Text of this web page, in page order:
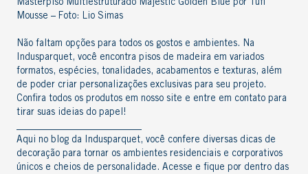
Masterpiso Multiestruturado Majestic Golden Blue por Tufi
Mousse – Foto: Lio Simas
Não faltam opções para todos os gostos e ambientes. Na
Indusparquet, você encontra pisos de madeira em variados
formatos, espécies, tonalidades, acabamentos e texturas, além
de poder criar personalizações exclusivas para seu projeto.
Confira todos os produtos em nosso site e entre em contato para
tirar suas ideias do papel!
Aqui no blog da Indusparquet, você confere diversas dicas de
decoração para tornar os ambientes residenciais e corporativos
únicos e cheios de personalidade. Acesse e fique por dentro das